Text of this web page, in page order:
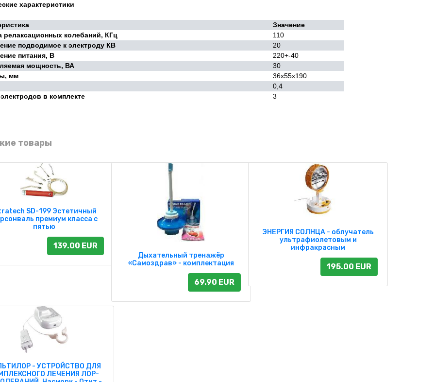
характеристики
Значение
релаксационных колебаний, КГц
110
подводимое к электроду КВ
20
питания, В
220+-40
мощность, ВА
30
мм
36х55х190
0,4
в комплекте
3
товары
SD-199 Эстетичный
премиум класса с
пятью
139.00 EUR
Дыхательный тренажёр
«Самоздрав» - комплектация
69.90 EUR
ЭНЕРГИЯ СОЛНЦА - облучатель
ультрафиолетовым и
инфракрасным
195.00 EUR
- УСТРОЙСТВО ДЛЯ
ЛЕЧЕНИЯ ЛОР-